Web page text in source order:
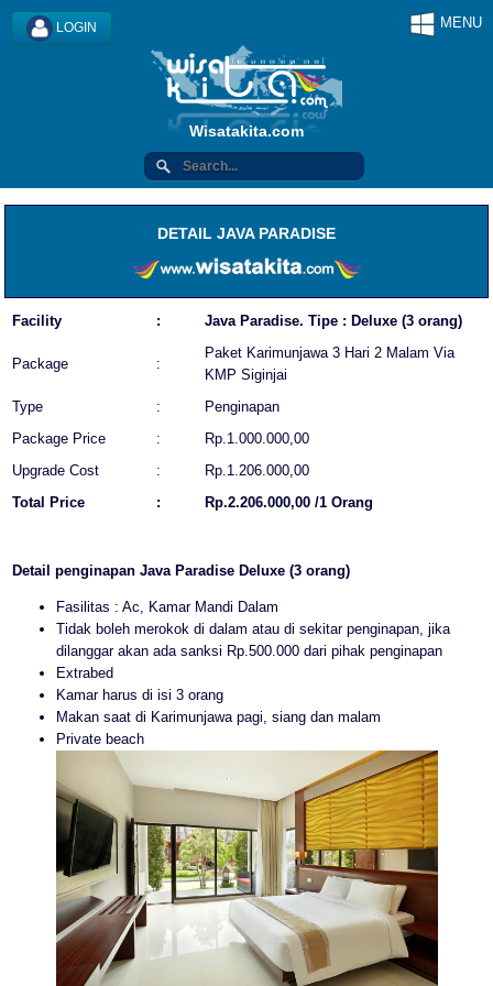
MENU
LOGIN
Wisatakita.com
DETAIL JAVA PARADISE
Facility : Java Paradise. Tipe : Deluxe (3 orang)
Package :
Paket Karimunjawa 3 Hari 2 Malam Via
KMP Siginjai
Type
:
Penginapan
Package Price
:
Rp.1.000.000,00
Upgrade Cost
:
Rp.1.206.000,00
Total Price
: Rp.2.206.000,00 /1 Orang
Detail penginapan Java Paradise Deluxe (3 orang)
Fasilitas : Ac, Kamar Mandi Dalam
Tidak boleh merokok di dalam atau di sekitar penginapan, jika
dilanggar akan ada sanksi Rp.500.000 dari pihak penginapan
Extrabed
Kamar harus di isi 3 orang
Makan saat di Karimunjawa pagi, siang dan malam
Private beach